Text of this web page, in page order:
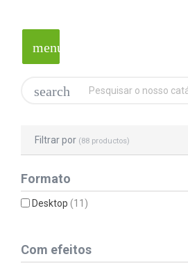
menu
search
Filtrar por (88 productos)
Formato
Desktop(11)
Com efeitos